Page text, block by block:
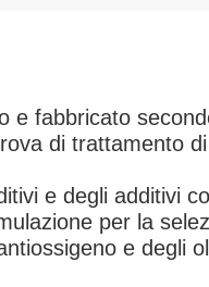
e fabbricato
di trattamento
e degli additivi
per la
e degli